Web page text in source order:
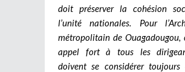
doit préserver la cohésion
l’unité nationales. Pour
métropolitain de Ouagadougou,
appel fort à tous les
doivent se considérer toujours